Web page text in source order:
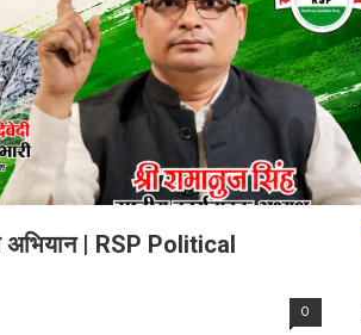
अभियान | RSP Political
0